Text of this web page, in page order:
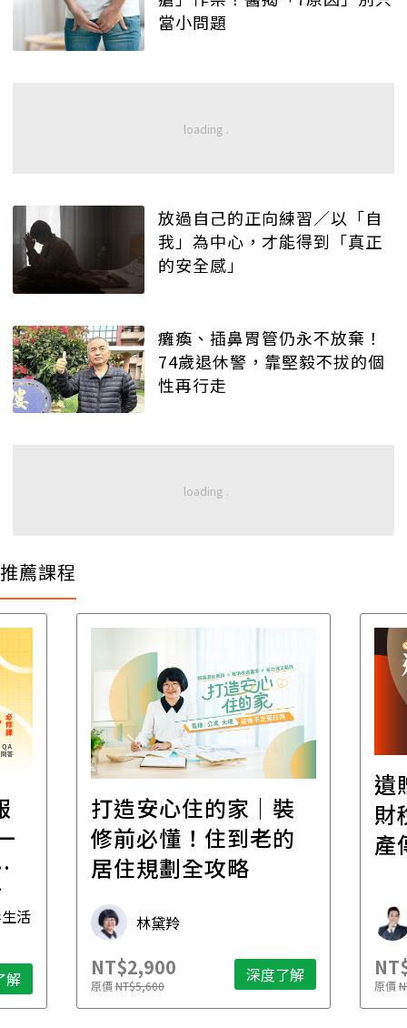
當小問題
放過自己的正向練習／以「自
我」為中心，才能得到「真正
的安全感」
癱瘓、插鼻胃管仍永不放棄！
74歲退休警，靠堅毅不拔的個
性再行走
推薦課程
活
解
打造安心住的家｜裝
修前必懂！住到老的
居住規劃全攻略
林黛羚
NT$2,900
原價NT$5,600 深度了解
遺
財
產
原價